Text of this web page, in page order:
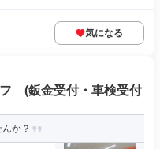
気になる
(鈑金受付・車検受付
か？